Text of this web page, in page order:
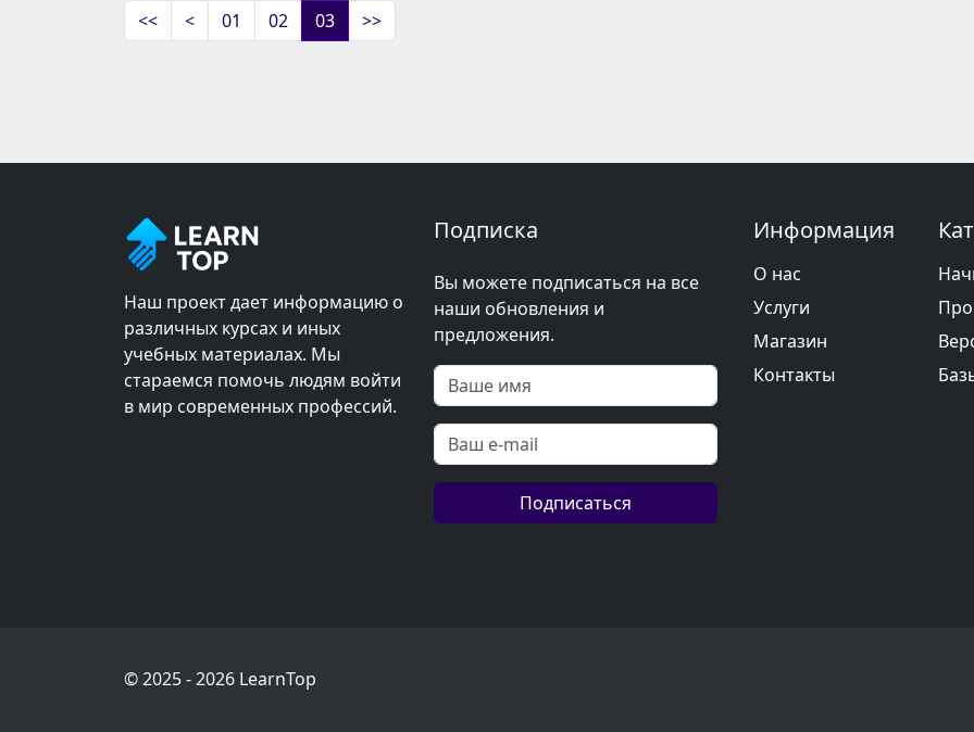
<< < 01 02 03 >>
Наш проект дает информацию о
различных курсах и иных
учебных материалах. Мы
стараемся помочь людям войти
в мир современных профессий.
Подписка
Вы можете подписаться на все
наши обновления и
предложения.
Подписаться
Информация
О нас
Услуги
Магазин
Контакты
© 2025 - 2026 LearnTop